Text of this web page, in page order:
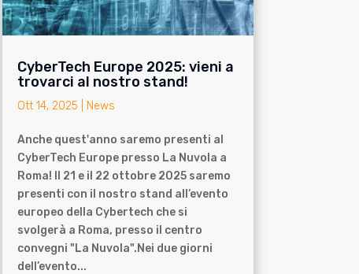
CyberTech Europe 2025: vieni a
trovarci al nostro stand!
Ott 14, 2025 News
Anche quest'anno saremo presenti al
CyberTech Europe presso La Nuvola a
Roma! Il 21 e il 22 ottobre 2025 saremo
presenti con il nostro stand all’evento
europeo della Cybertech che si
svolgerà a Roma, presso il centro
convegni "La Nuvola".Nei due giorni
dell’evento...